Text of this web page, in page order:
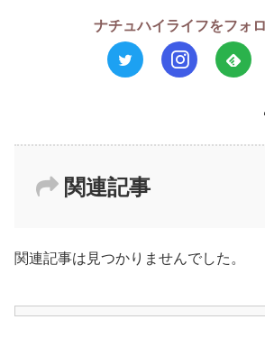
ナチュハイライフをフォ
関連記事
関連記事は見つかりませんでした。